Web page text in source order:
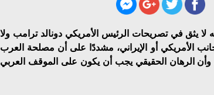
لا يثق في تصريحات الرئيس الأمريكي دونالد ترامب ولا
الأمريكي أو الإيراني، مشددًا على أن مصلحة العرب
وأن الرهان الحقيقي يجب أن يكون على الموقف العربي